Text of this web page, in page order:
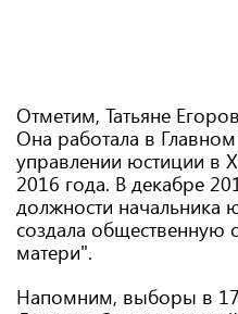
Отметим, Татьяне
Она работала в
управлении юстиции в
2016 года. В декабре
должности начальника
создала общественную
матери".
Напомним, выборы в